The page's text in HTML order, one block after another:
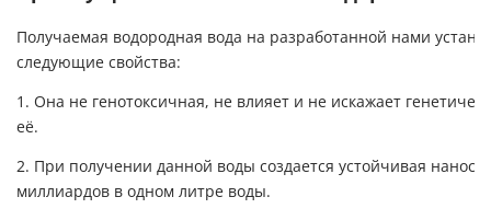
Получаемая водородная вода на разработанной нами
следующие свойства:
1. Она не генотоксичная, не влияет и не искажает
её.
2. При получении данной воды создается устойчивая
миллиардов в одном литре воды.